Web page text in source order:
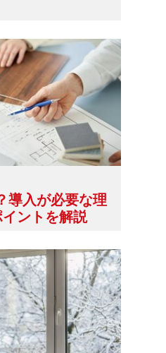
導入が必要な理
ントを解説